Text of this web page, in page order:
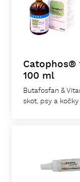
Catophos®
100 ml
Butafosfan &
skot, psy a kočky